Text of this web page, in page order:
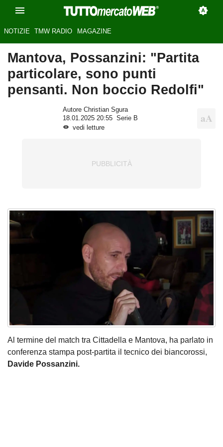
NOTIZIE TMW RADIO MAGAZINE
Mantova, Possanzini: "Partita
particolare, sono punti
pensanti. Non boccio Redolfi"
Autore Christian Sgura
18.01.2025 20:55
Serie B
vedi letture
Al termine del match tra Cittadella e Mantova, ha parlato in
conferenza stampa post-partita il tecnico dei biancorossi,
Davide Possanzini.